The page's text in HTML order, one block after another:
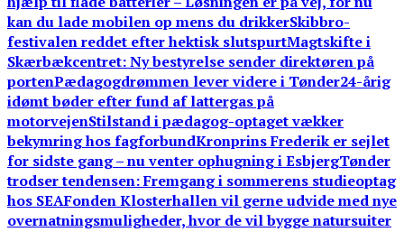
kan du lade mobilen op mens du drikkerSkibbro-
festivalen reddet efter hektisk slutspurtMagtskifte i
Skærbækcentret: Ny bestyrelse sender direktøren på
portenPædagogdrømmen lever videre i Tønder24-årig
idømt bøder efter fund af lattergas på
motorvejenStilstand i pædagog-optaget vækker
bekymring hos fagforbundKronprins Frederik er sejlet
for sidste gang – nu venter ophugning i EsbjergTønder
trodser tendensen: Fremgang i sommerens studieoptag
hos SEAFonden Klosterhallen vil gerne udvide med nye
overnatningsmuligheder, hvor de vil bygge natursuiter